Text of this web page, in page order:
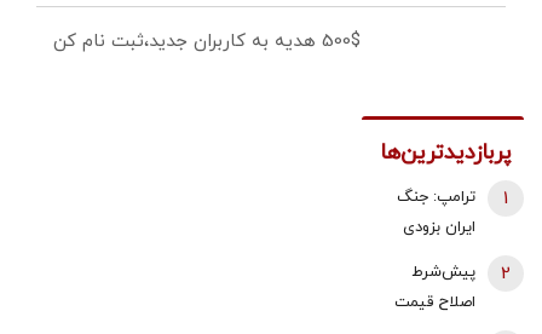
500$ هدیه به کاربران جدید،ثبت نام کن
پربازدیدترین‌ها
ترامپ: جنگ
ایران بزودی
تامین برخی
مهمات
1
پیش‌شرط
اصلاح قیمت
2